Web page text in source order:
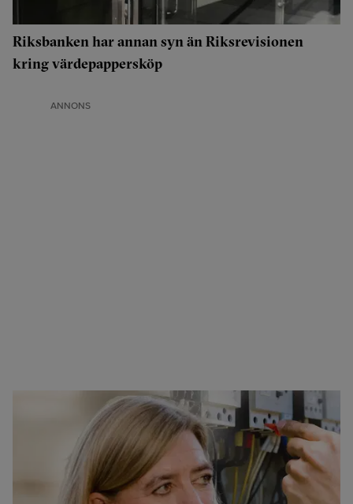
Riksbanken har annan syn än Riksrevisionen
kring värdepappersköp
ANNONS